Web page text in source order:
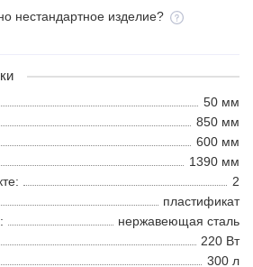
нестандартное изделие?
50 мм
850 мм
600 мм
1390 мм
2
пластификат
нержавеющая сталь
220 Вт
300 л